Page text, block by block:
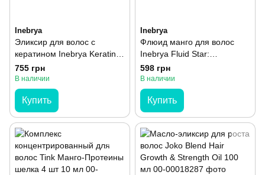
Inebrya
Эликсир для волос с
кератином Inebrya Keratin
Oil Elixir 200 мл
755 грн
В наличии
Купить
Inebrya
Флюид манго для волос
Inebrya Fluid Star:
Restructuring liquid crystals
Mango 60 мл
598 грн
В наличии
Купить